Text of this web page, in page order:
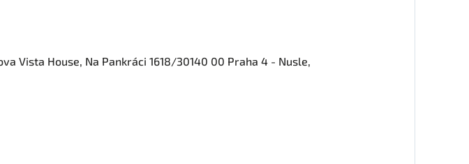
Vista House, Na Pankráci 1618/30140 00 Praha 4 - Nusle,